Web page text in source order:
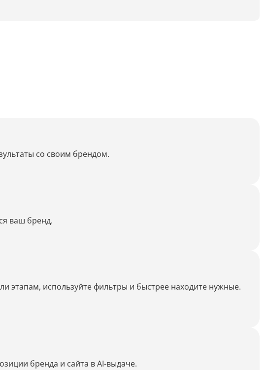
со своим брендом.
ваш бренд.
этапам, используйте фильтры и быстрее находите нужные.
бренда и сайта в AI-выдаче.